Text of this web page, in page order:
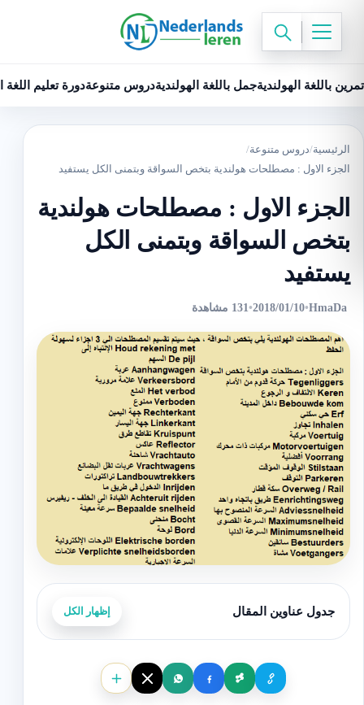
تمرين باللغة الهولنديةجمل باللغة الهولنديةدروس متنوعةدورة تعليم اللغة
الرئيسية/دروس متنوعة/
الجزء الاول : مصطلحات هولندية بتخص السواقة وبتمنى الكل يستفيد
الجزء الاول : مصطلحات هولندية
بتخص السواقة وبتمنى الكل
يستفيد
HmaDa
•
2018/01/10
•131 مشاهدة
جدول عناوين المقال إظهار الكل